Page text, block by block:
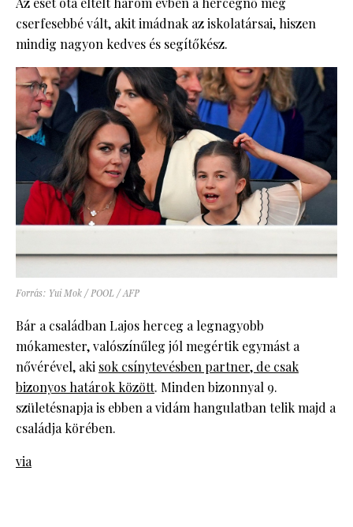
cserfesebbé vált, akit imádnak az iskolatársai, hiszen
mindig nagyon kedves és segítőkész.
Forrás: Yui Mok / POOL / AFP
Bár a családban Lajos herceg a legnagyobb
mókamester, valószínűleg jól megértik egymást a
nővérével, aki sok csínytevésben partner, de csak
bizonyos határok között. Minden bizonnyal 9.
születésnapja is ebben a vidám hangulatban telik majd a
családja körében.
via